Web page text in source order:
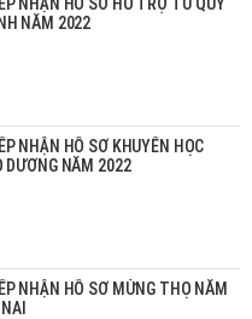
NĂM 2022
NHẬN HỒ SƠ KHUYẾN HỌC
DƯƠNG NĂM 2022
NHẬN HỒ SƠ MỪNG THỌ NĂM